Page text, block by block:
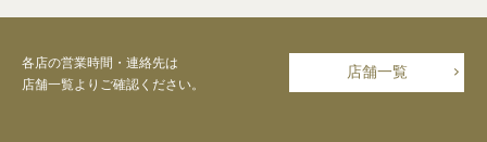
各店の営業時間・連絡先は
店舗一覧よりご確認ください。
店舗一覧